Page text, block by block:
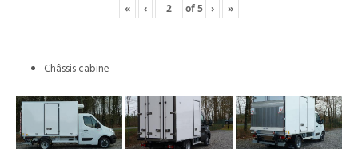
« ‹ of5 › »
Châssis cabine